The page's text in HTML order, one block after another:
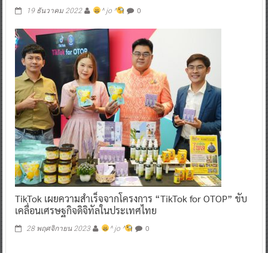
19 ธันวาคม 2022 ^ jo ^ 0
TikTok เผยความสำเร็จจากโครงการ “TikTok for OTOP” ขับ
เคลื่อนเศรษฐกิจดิจิทัลในประเทศไทย
28 พฤศจิกายน 2023 ^ jo ^ 0